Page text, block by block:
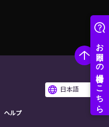
日本語
ヘルプ